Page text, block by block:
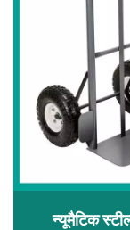
न्यूमैटिक